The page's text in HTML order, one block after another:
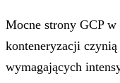
Mocne strony GCP
konteneryzacji
wymagających